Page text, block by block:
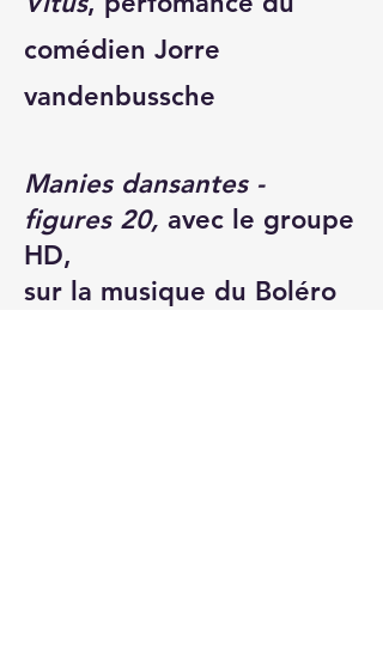
comédien Jorre
vandenbussche
Manies dansantes -
figures 20, avec le groupe
HD,
sur la musique du Boléro